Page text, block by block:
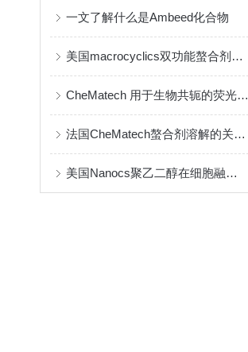
一文了解什么是Ambeed化合物
美国macrocyclics双功能螯合剂的包装、贮存和使用事项
CheMatech 用于生物共轭的荧光染料简介
法国CheMatech螯合剂溶解的关键注意事项
美国Nanocs聚乙二醇在细胞融合中的优点